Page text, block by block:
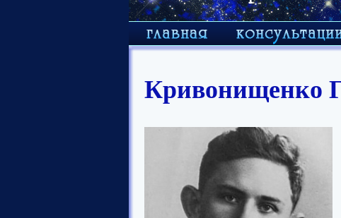
Кривонищенко